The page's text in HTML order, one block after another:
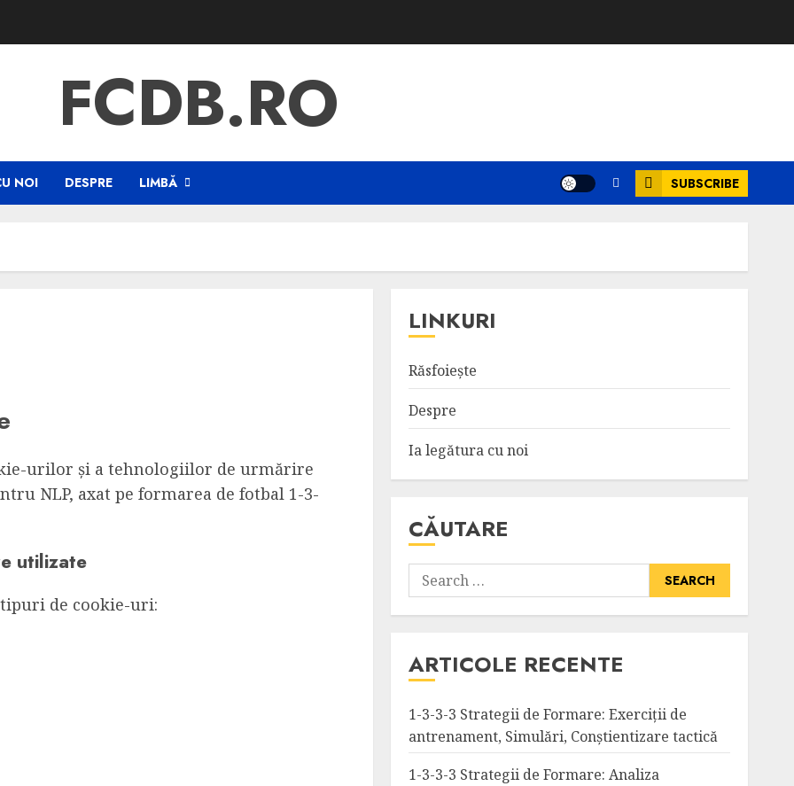
FCDB.RO
NOI DESPRE LIMBĂ SUBSCRIBE
urilor și a tehnologiilor de urmărire
NLP, axat pe formarea de fotbal 1-3-
utilizate
de cookie-uri:
LINKURI
Răsfoiește
Despre
Ia legătura cu noi
CĂUTARE
Search
for:
ARTICOLE RECENTE
1-3-3-3 Strategii de Formare: Exerciții de
antrenament, Simulări, Conștientizare tactică
1-3-3-3 Strategii de Formare: Analiza